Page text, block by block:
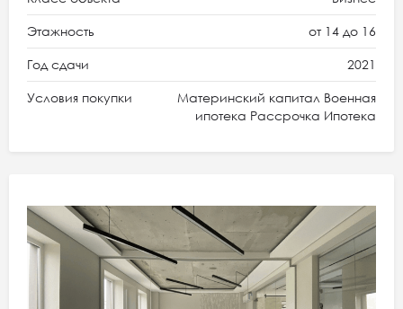
Этажность от 14 до 16
Год сдачи 2021
Условия покупки
Материнский капитал Военная
ипотека Рассрочка Ипотека